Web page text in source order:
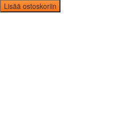
Lisää ostoskoriin